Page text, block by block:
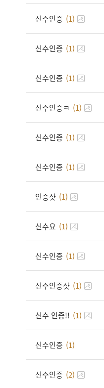
신수인증 (1)
신수인증 (1)
신수인증 (1)
신수인증ㅋ (1)
신수인증 (1)
신수인증 (1)
인증샷 (1)
신수요 (1)
신수인증 (1)
신수인증샷 (1)
신수 인증!! (1)
신수인증 (1)
신수인증 (2)